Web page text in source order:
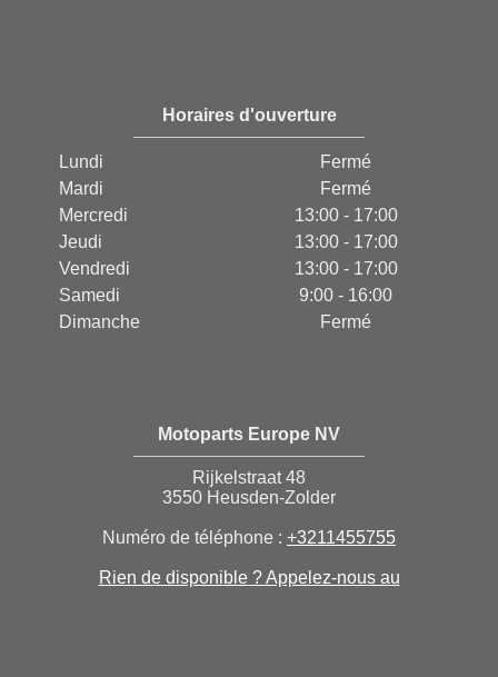
Horaires d'ouverture
Lundi
Fermé
Mardi
Fermé
Mercredi
13:00 - 17:00
Jeudi
13:00 - 17:00
Vendredi
13:00 - 17:00
Samedi
9:00 - 16:00
Dimanche
Fermé
Motoparts Europe NV
Rijkelstraat 48
3550 Heusden-Zolder
Numéro de téléphone : +3211455755
Rien de disponible ? Appelez-nous au